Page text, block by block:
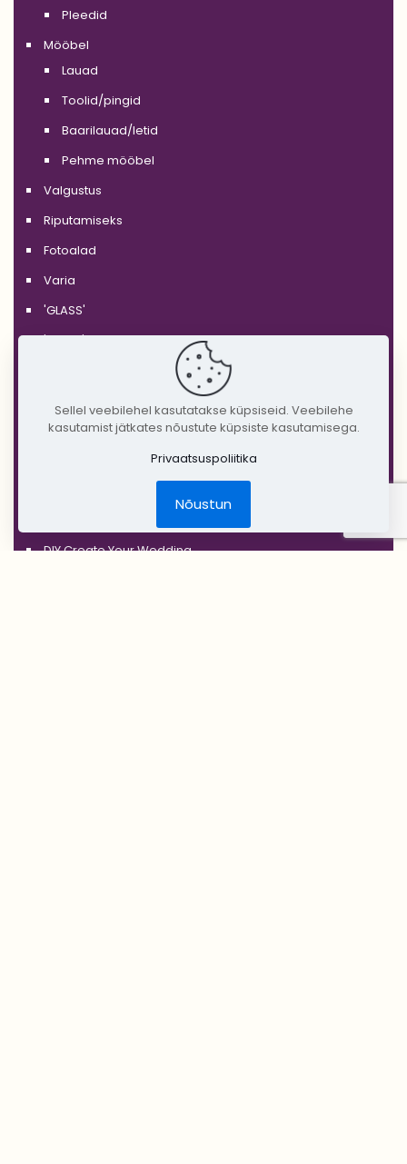
Pleedid
Mööbel
Lauad
Toolid/pingid
Baarilauad/letid
Pehme mööbel
Valgustus
Riputamiseks
Fotoalad
Varia
'GLASS'
'WHITE'
'GOLD'
DIY Create Your Wedding
Sellel veebilehel kasutatakse küpsiseid. Veebilehe
kasutamist jätkates nõustute küpsiste kasutamisega.
Privaatsuspoliitika
Nõustun